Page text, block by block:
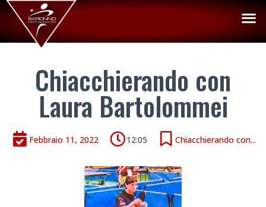
Chiacchierando con
Laura Bartolommei
Febbraio 11, 2022 12:05 Chiacchierando con...